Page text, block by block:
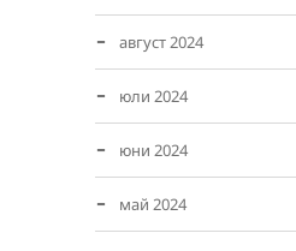
август 2024
юли 2024
юни 2024
май 2024